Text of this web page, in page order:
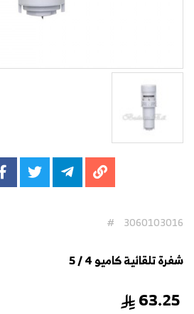
3060103016
#
شفرة تلقائية كاميو 4 / 5
63.25